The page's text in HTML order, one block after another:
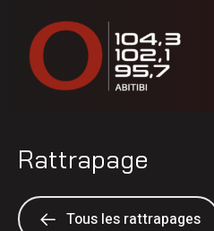
Rattrapage
Tous les rattrapages